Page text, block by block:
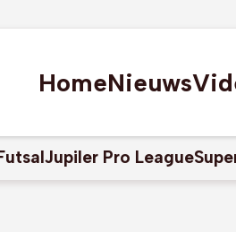
HomeNieuws
Jupiler Pro League